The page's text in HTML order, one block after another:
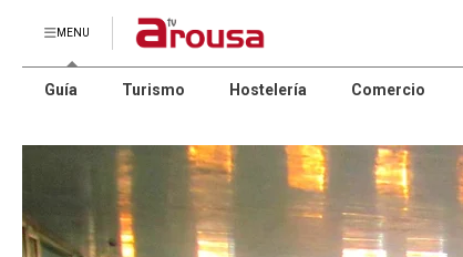
MENU
Guía Turismo Hostelería Comercio